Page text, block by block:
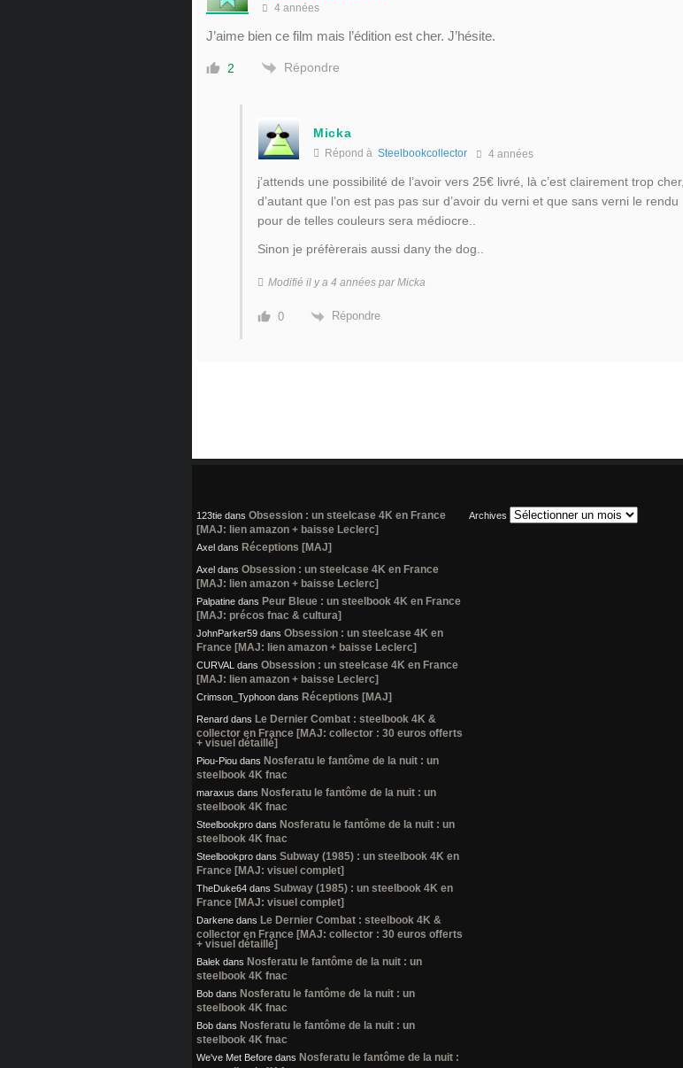
4 années
J’aime bien ce film mais l’édition est cher. J’hésite.
2 Répondre
Micka
Répond à Steelbookcollector 4 années
j’attends une possibilité de l’avoir vers 25€ livré, là c’est clairement trop cher,
d’autant que l’on est pas pas sur d’avoir du verni et que sans verni le rendu
pour de telles couleurs sera médiocre..
Sinon je préfèrerais aussi dany the dog..
Modifié il y a 4 années par Micka
0 Répondre
123tie dans Obsession : un steelcase 4K en France
[MAJ: lien amazon + baisse Leclerc]
Axel dans Réceptions [MAJ]
Axel dans Obsession : un steelcase 4K en France
[MAJ: lien amazon + baisse Leclerc]
Palpatine dans Peur Bleue : un steelbook 4K en France
[MAJ: précos fnac & cultura]
JohnParker59 dans Obsession : un steelcase 4K en
France [MAJ: lien amazon + baisse Leclerc]
CURVAL dans Obsession : un steelcase 4K en France
[MAJ: lien amazon + baisse Leclerc]
Crimson_Typhoon dans Réceptions [MAJ]
Renard dans Le Dernier Combat : steelbook 4K &
collector en France [MAJ: collector : 30 euros offerts
+ visuel détaillé]
Piou-Piou dans Nosferatu le fantôme de la nuit : un
steelbook 4K fnac
maraxus dans Nosferatu le fantôme de la nuit : un
steelbook 4K fnac
Steelbookpro dans Nosferatu le fantôme de la nuit : un
steelbook 4K fnac
Steelbookpro dans Subway (1985) : un steelbook 4K en
France [MAJ: visuel complet]
TheDuke64 dans Subway (1985) : un steelbook 4K en
France [MAJ: visuel complet]
Darkene dans Le Dernier Combat : steelbook 4K &
collector en France [MAJ: collector : 30 euros offerts
+ visuel détaillé]
Balek dans Nosferatu le fantôme de la nuit : un
steelbook 4K fnac
Bob dans Nosferatu le fantôme de la nuit : un
steelbook 4K fnac
Bob dans Nosferatu le fantôme de la nuit : un
steelbook 4K fnac
We've Met Before dans Nosferatu le fantôme de la nuit :
Archives